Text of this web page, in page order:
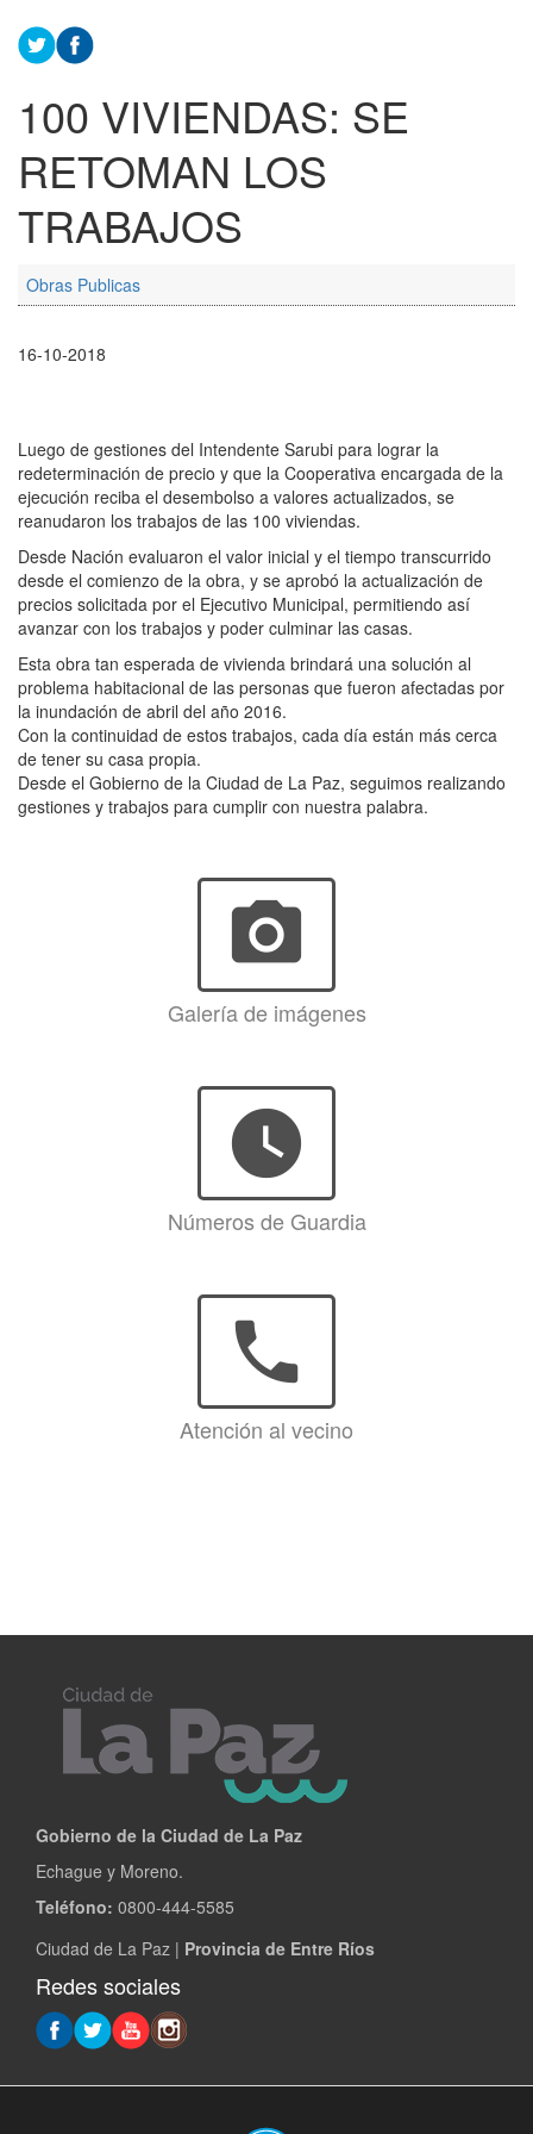
100 VIVIENDAS: SE
RETOMAN LOS
TRABAJOS
Obras Publicas
16-10-2018
Luego de gestiones del Intendente Sarubi para lograr la
redeterminación de precio y que la Cooperativa encargada de la
ejecución reciba el desembolso a valores actualizados, se
reanudaron los trabajos de las 100 viviendas.
Desde Nación evaluaron el valor inicial y el tiempo transcurrido
desde el comienzo de la obra, y se aprobó la actualización de
precios solicitada por el Ejecutivo Municipal, permitiendo así
avanzar con los trabajos y poder culminar las casas.
Esta obra tan esperada de vivienda brindará una solución al
problema habitacional de las personas que fueron afectadas por
la inundación de abril del año 2016.
Con la continuidad de estos trabajos, cada día están más cerca
de tener su casa propia.
Desde el Gobierno de la Ciudad de La Paz, seguimos realizando
gestiones y trabajos para cumplir con nuestra palabra.
photo_camera
Galería de imágenes
watch_later
Números de Guardia
phone
Atención al vecino
Gobierno de la Ciudad de La Paz
Echague y Moreno.
Teléfono: 0800-444-5585
Ciudad de La Paz | Provincia de Entre Ríos
Redes sociales